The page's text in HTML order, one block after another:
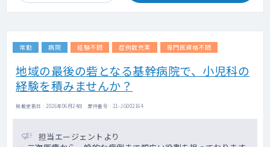
常勤 病院 経験不問 症例数充実 専門医資格不問
地域の最後の砦となる基幹病院で、小児科の
経験を積みませんか？
掲載更新日 : 2026年06月24日 案件番号 : 21-JG002164
担当エージェントより